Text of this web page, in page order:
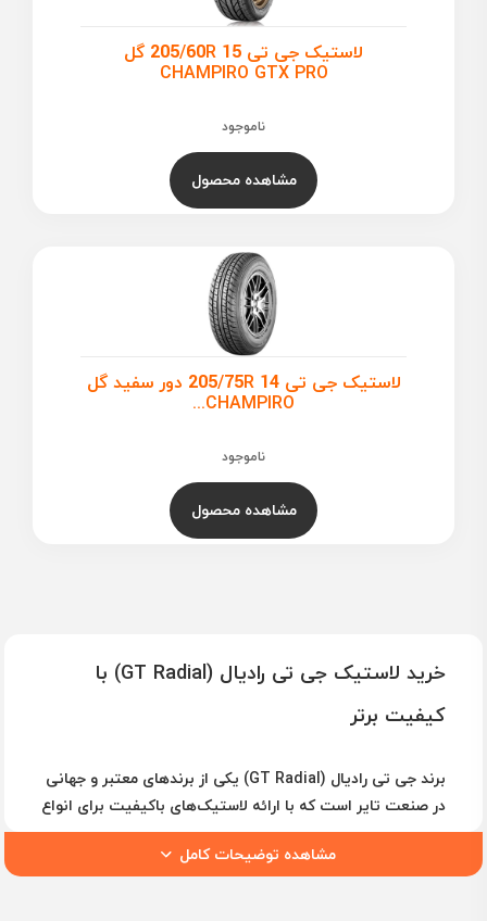
لاستیک جی تی 205/60R 15 گل
CHAMPIRO GTX PRO
ناموجود
مشاهده محصول
لاستیک جی تی 205/75R 14 دور سفید گل
CHAMPIRO...
ناموجود
مشاهده محصول
خرید لاستیک جی تی رادیال (GT Radial) با
کیفیت برتر
برند جی تی رادیال (GT Radial) یکی از برندهای معتبر و جهانی
در صنعت تایر است که با ارائه لاستیک‌های باکیفیت برای انواع
خودروها، از جمله سواری، شاسی‌بلند و آفرود، شهرت زیادی
کسب کرده است. این برند تایرهای خود را با فناوری‌های
مشاهده توضیحات کامل